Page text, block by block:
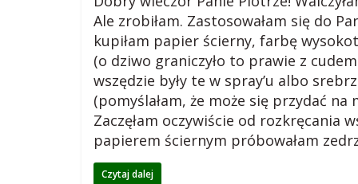
p
Ale zrobiłam. Zastosowałam się do
kupiłam papier ścierny, farbę
(o dziwo graniczyło to prawie z
wszędzie były te w spray’u albo
(pomyślałam, że może się przydać na
Zaczęłam oczywiście od rozkręcania
papierem ściernym próbowałam
Czytaj dalej